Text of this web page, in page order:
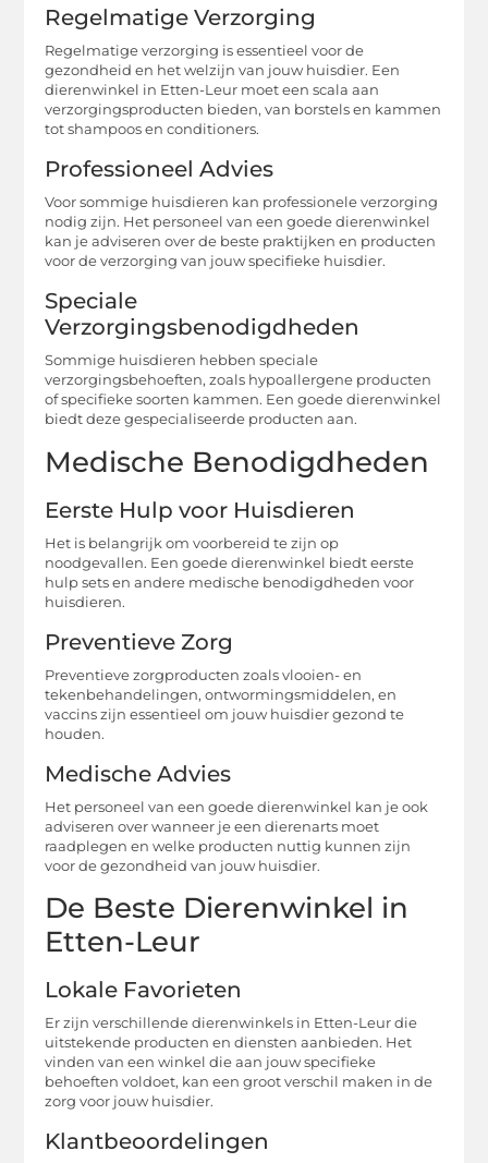
Regelmatige Verzorging
Regelmatige verzorging is essentieel voor de
gezondheid en het welzijn van jouw huisdier. Een
dierenwinkel in Etten-Leur moet een scala aan
verzorgingsproducten bieden, van borstels en kammen
tot shampoos en conditioners.
Professioneel Advies
Voor sommige huisdieren kan professionele verzorging
nodig zijn. Het personeel van een goede dierenwinkel
kan je adviseren over de beste praktijken en producten
voor de verzorging van jouw specifieke huisdier.
Speciale
Verzorgingsbenodigdheden
Sommige huisdieren hebben speciale
verzorgingsbehoeften, zoals hypoallergene producten
of specifieke soorten kammen. Een goede dierenwinkel
biedt deze gespecialiseerde producten aan.
Medische Benodigdheden
Eerste Hulp voor Huisdieren
Het is belangrijk om voorbereid te zijn op
noodgevallen. Een goede dierenwinkel biedt eerste
hulp sets en andere medische benodigdheden voor
huisdieren.
Preventieve Zorg
Preventieve zorgproducten zoals vlooien- en
tekenbehandelingen, ontwormingsmiddelen, en
vaccins zijn essentieel om jouw huisdier gezond te
houden.
Medische Advies
Het personeel van een goede dierenwinkel kan je ook
adviseren over wanneer je een dierenarts moet
raadplegen en welke producten nuttig kunnen zijn
voor de gezondheid van jouw huisdier.
De Beste Dierenwinkel in
Etten-Leur
Lokale Favorieten
Er zijn verschillende dierenwinkels in Etten-Leur die
uitstekende producten en diensten aanbieden. Het
vinden van een winkel die aan jouw specifieke
behoeften voldoet, kan een groot verschil maken in de
zorg voor jouw huisdier.
Klantbeoordelingen